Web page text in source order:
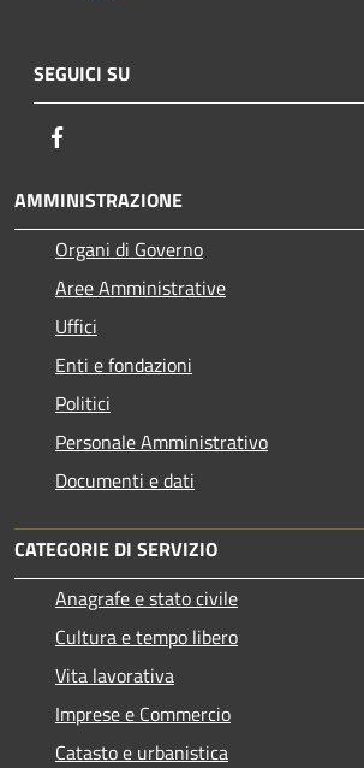
SEGUICI SU
AMMINISTRAZIONE
Organi di Governo
Aree Amministrative
Uffici
Enti e fondazioni
Politici
Personale Amministrativo
Documenti e dati
CATEGORIE DI SERVIZIO
Anagrafe e stato civile
Cultura e tempo libero
Vita lavorativa
Imprese e Commercio
Catasto e urbanistica